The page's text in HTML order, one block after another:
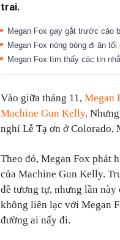
trai.
Megan Fox gay gắt trước cáo
Megan Fox nóng bỏng đi ăn
Megan Fox tìm thấy các tin
Vào giữa tháng 11, Megan
Machine Gun Kelly.
nghỉ Lễ Tạ ơn ở Colorado,
Theo đó, Megan Fox phát
của Machine Gun Kelly.
đề tương tự, nhưng lần
không liên lạc với Megan
đường ai nấy đi.